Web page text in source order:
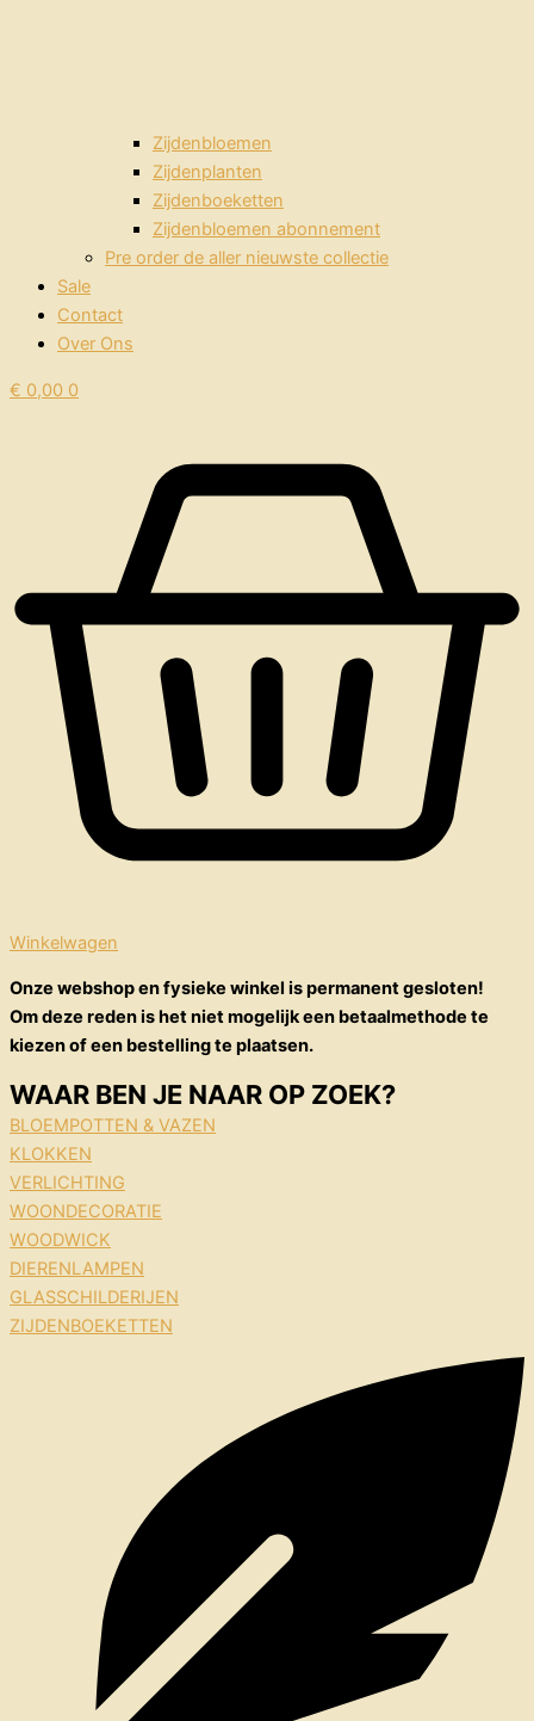
Zijdenbloemen
Zijdenplanten
Zijdenboeketten
Zijdenbloemen abonnement
Pre order de aller nieuwste collectie
Sale
Contact
Over Ons
€ 0,00 0
Winkelwagen
Onze webshop en fysieke winkel is permanent gesloten!
Om deze reden is het niet mogelijk een betaalmethode te
kiezen of een bestelling te plaatsen.
WAAR BEN JE NAAR OP ZOEK?
BLOEMPOTTEN & VAZEN
KLOKKEN
VERLICHTING
WOONDECORATIE
WOODWICK
DIERENLAMPEN
GLASSCHILDERIJEN
ZIJDENBOEKETTEN